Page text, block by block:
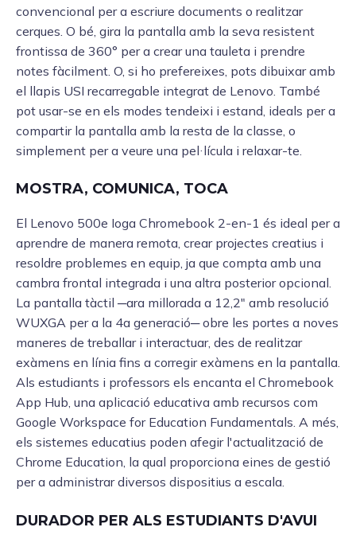
convencional per a escriure documents o realitzar
cerques. O bé, gira la pantalla amb la seva resistent
frontissa de 360° per a crear una tauleta i prendre
notes fàcilment. O, si ho prefereixes, pots dibuixar amb
el llapis USI recarregable integrat de Lenovo. També
pot usar-se en els modes tendeixi i estand, ideals per a
compartir la pantalla amb la resta de la classe, o
simplement per a veure una pel·lícula i relaxar-te.
MOSTRA, COMUNICA, TOCA
El Lenovo 500e Ioga Chromebook 2-en-1 és ideal per a
aprendre de manera remota, crear projectes creatius i
resoldre problemes en equip, ja que compta amb una
cambra frontal integrada i una altra posterior opcional.
La pantalla tàctil ─ara millorada a 12,2″ amb resolució
WUXGA per a la 4a generació─ obre les portes a noves
maneres de treballar i interactuar, des de realitzar
exàmens en línia fins a corregir exàmens en la pantalla.
Als estudiants i professors els encanta el Chromebook
App Hub, una aplicació educativa amb recursos com
Google Workspace for Education Fundamentals. A més,
els sistemes educatius poden afegir l'actualització de
Chrome Education, la qual proporciona eines de gestió
per a administrar diversos dispositius a escala.
DURADOR PER ALS ESTUDIANTS D'AVUI